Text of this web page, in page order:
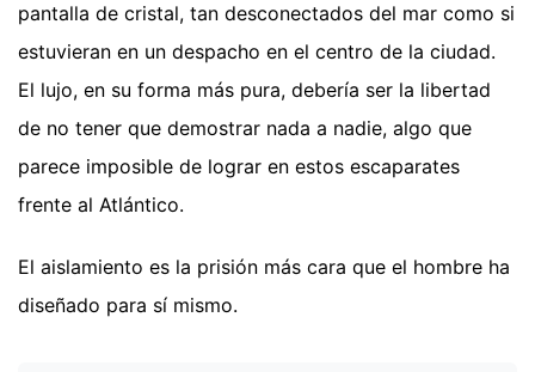
pantalla de cristal, tan desconectados del mar como si
estuvieran en un despacho en el centro de la ciudad.
El lujo, en su forma más pura, debería ser la libertad
de no tener que demostrar nada a nadie, algo que
parece imposible de lograr en estos escaparates
frente al Atlántico.
El aislamiento es la prisión más cara que el hombre ha
diseñado para sí mismo.